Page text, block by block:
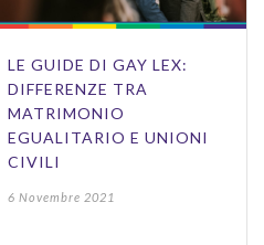
LE GUIDE DI GAY LEX:
DIFFERENZE TRA
MATRIMONIO
EGUALITARIO E UNIONI
CIVILI
6 Novembre 2021